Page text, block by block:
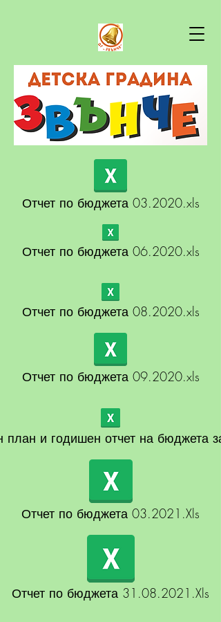
Отчет по бюджета 03.2020.xls
Отчет по бюджета 06.2020.xls
Отчет по бюджета 08.2020.xls
Отчет по бюджета 09.2020.xls
план и годишен отчет на бюджета
Отчет по бюджета 03.2021.Xls
Отчет по бюджета 31.08.2021.Xls